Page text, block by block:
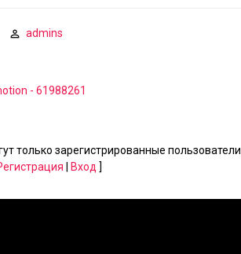
admins
- 61988261
только зарегистрированные пользователи.
Вход ]